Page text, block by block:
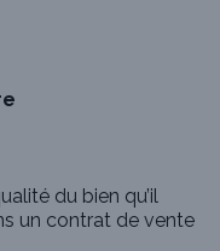
du bien qu’il
un contrat de vente